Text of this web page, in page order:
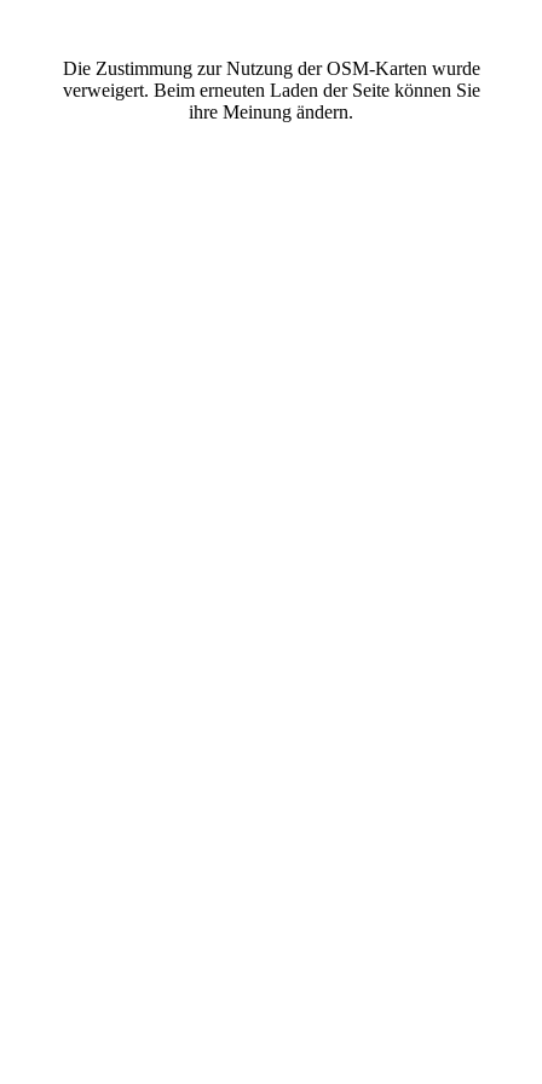
Die Zustimmung zur Nutzung der OSM-Karten wurde
verweigert. Beim erneuten Laden der Seite können Sie
ihre Meinung ändern.